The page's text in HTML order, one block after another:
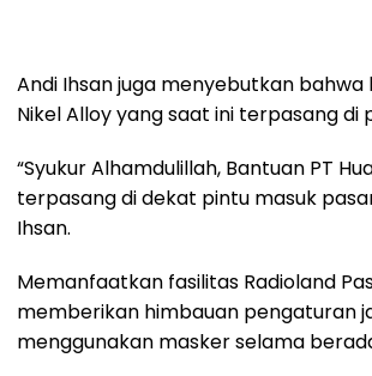
Andi Ihsan juga menyebutkan bahwa
Nikel Alloy yang saat ini terpasang
“Syukur Alhamdulillah, Bantuan PT
terpasang di dekat pintu masuk
Ihsan.
Memanfaatkan fasilitas Radioland
memberikan himbauan pengaturan
menggunakan masker selama